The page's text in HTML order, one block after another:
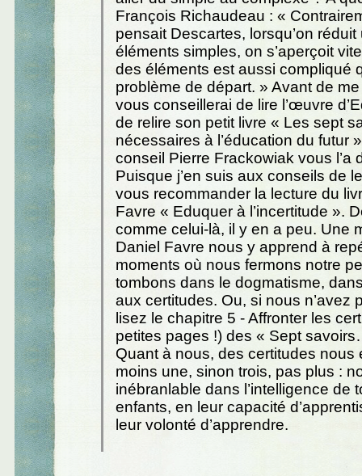
François Richaudeau : «
pensait Descartes, lorsqu’on
éléments simples, on s’aperçoit
des éléments est aussi compliqué
problème de départ. » Avant de
vous conseillerai de lire l’œuvre
de relire son petit livre « Les sept
nécessaires à l’éducation du futur
conseil Pierre Frackowiak vous l’a
Puisque j’en suis aux conseils de
vous recommander la lecture du
Favre « Eduquer à l’incertitude ».
comme celui-là, il y en a peu. Une
Daniel Favre nous y apprend à
moments où nous fermons notre
tombons dans le dogmatisme,
aux certitudes. Ou, si nous n’avez
lisez le chapitre 5 - Affronter les
petites pages !) des « Sept
Quant à nous, des certitudes nous
moins une, sinon trois, pas plus :
inébranlable dans l’intelligence de
enfants, en leur capacité
leur volonté d’apprendre.